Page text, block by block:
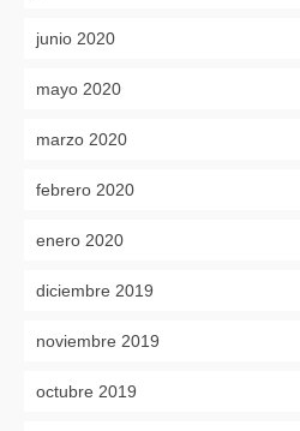
junio 2020
mayo 2020
marzo 2020
febrero 2020
enero 2020
diciembre 2019
noviembre 2019
octubre 2019